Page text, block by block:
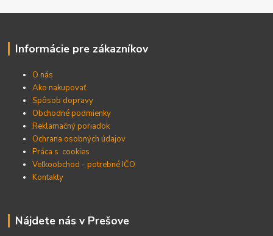
Informácie pre zákazníkov
O nás
Ako nakupovať
Spôsob dopravy
Obchodné podmienky
Reklamačný poriadok
Ochrana osobných údajov
Práca s cookies
Veľkoobchod - potrebné IČO
Kontakty
Nájdete nás v Prešove